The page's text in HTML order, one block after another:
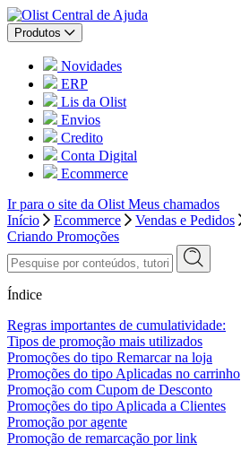
Central de Ajuda
Produtos
Novidades
ERP
Lis da Olist
Envios
Credito
Conta Digital
Ecommerce
Ir para o site da Olist Meus chamados
Início
Ecommerce Vendas e Pedidos
Criando Promoções
Índice
Regras importantes de cumulatividade:
Tipos de promoção mais utilizados
Promoções do tipo Remarcar na loja
Promoções do tipo Aplicadas no carrinho
Promoção com Cupom de Desconto
Promoções do tipo Aplicada a Clientes
Promoção por agente
Promoção de remarcação por link